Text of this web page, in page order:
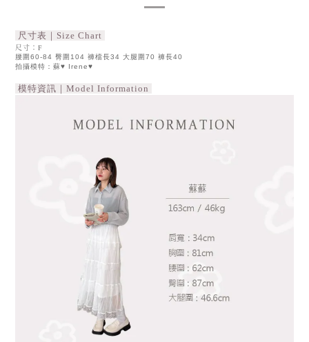
尺寸表｜Size Chart
尺寸：F
腰圍60-84 臀圍104 褲檔長34 大腿圍70 褲長40
拍攝模特：蘇♥ Irene♥
模特資訊｜Model Information